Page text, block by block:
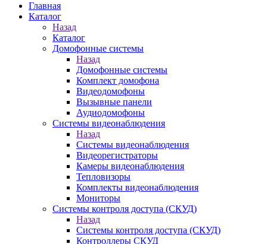
Главная
Каталог
Назад
Каталог
Домофонные системы
Назад
Домофонные системы
Комплект домофона
Видеодомофоны
Вызывные панели
Аудиодомофоны
Системы видеонаблюдения
Назад
Системы видеонаблюдения
Видеорегистраторы
Камеры видеонаблюдения
Тепловизоры
Комплекты видеонаблюдения
Мониторы
Системы контроля доступа (СКУД)
Назад
Системы контроля доступа (СКУД)
Контроллеры СКУД